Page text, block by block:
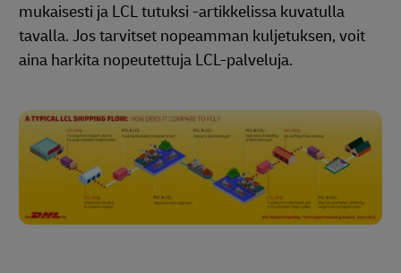
mukaisesti ja LCL tutuksi -artikkelissa kuvatulla
tavalla. Jos tarvitset nopeamman kuljetuksen, voit
aina harkita nopeutettuja LCL-palveluja.